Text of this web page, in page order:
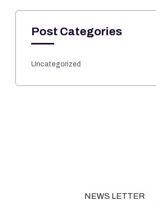
Post Categories
Uncategorized
NEWS LETTER